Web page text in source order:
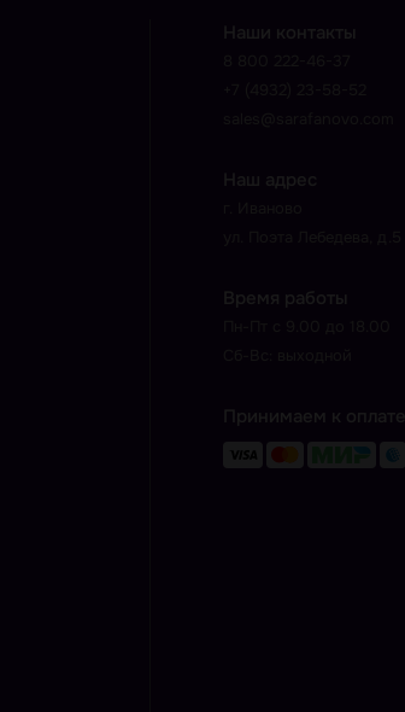
Наши контакты
Наш адрес
Время работы
Принимаем к оплате